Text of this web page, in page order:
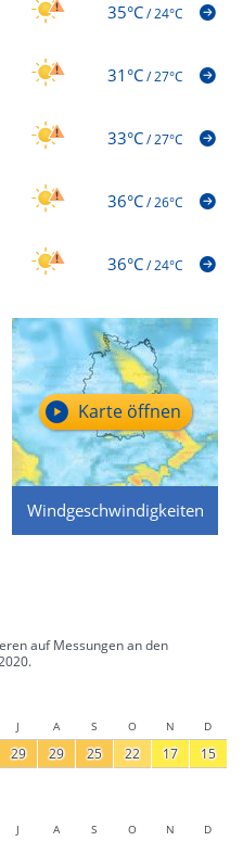
35°C/24°C
31°C/27°C
33°C/27°C
36°C/26°C
36°C/24°C
Windgeschwindigkeiten
Karte öffnen
auf Messungen an den
J A S O N D
29 29 25 22 17 15
J A S O N D